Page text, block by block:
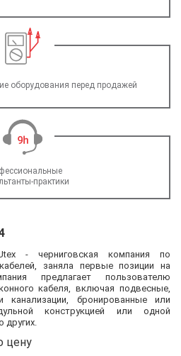
оборудования перед продажей
практики
- черниговская компания по
заняла первые позиции на
предлагает пользователю
кабеля, включая подвесные,
канализации, бронированные или
конструкцией или одной
других.
цену